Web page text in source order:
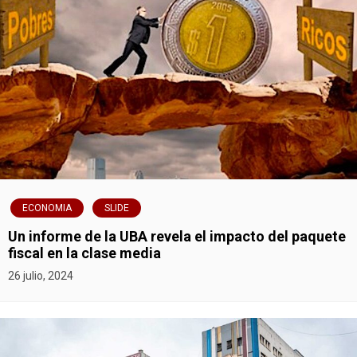
e
g
a
c
i
ó
n
d
e
e
ECONOMIA SLIDE
Un informe de la UBA revela el impacto del paquete
fiscal en la clase media
26 julio, 2024